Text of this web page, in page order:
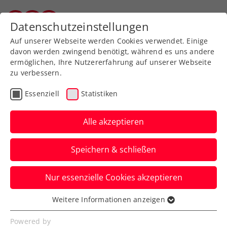
Zurück zur Newsübersicht
Turniere
Danube Upper Austria
Open powered by SKE
mit Doppelassen
Erler/Miedler
Auch Österreichs Spitzendoppel kommt
zum ATP-100-Challenger nach
Mauthausen.
Datenschutzeinstellungen
Auf unserer Webseite werden Cookies verwendet. Einige
davon werden zwingend benötigt, während es uns andere
ermöglichen, Ihre Nutzererfahrung auf unserer Webseite
zu verbessern.
Essenziell Statistiken
Alle akzeptieren
Speichern & schließen
Nur essenzielle Cookies akzeptieren
Essenziell
Essenzielle Cookies werden für grundlegende
Weitere Informationen anzeigen
Powered by